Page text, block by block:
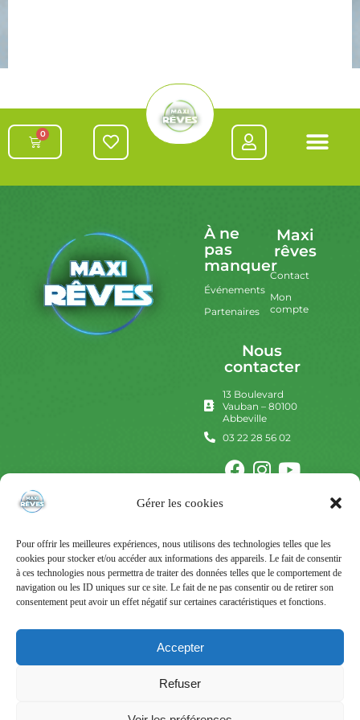
Gérer les cookies
Pour offrir les meilleures expériences, nous utilisons des technologies telles que les
cookies pour stocker et/ou accéder aux informations des appareils. Le fait de consentir
à ces technologies nous permettra de traiter des données telles que le comportement de
navigation ou les ID uniques sur ce site. Le fait de ne pas consentir ou de retirer son
consentement peut avoir un effet négatif sur certaines caractéristiques et fonctions.
Accepter
Refuser
0
À ne
pas
manquer
Événements
Partenaires
Maxi
rêves
Contact
Mon
compte
Nous
contacter
13 Boulevard
Vauban – 80100
Abbeville
03 22 28 56 02
Mentions Légales Politique de confidentialité
Conditions Générales d’Utilisation